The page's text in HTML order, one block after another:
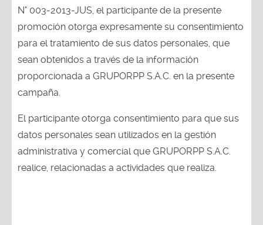
N° 003-2013-JUS, el participante de la presente
promoción otorga expresamente su consentimiento
para el tratamiento de sus datos personales, que
sean obtenidos a través de la información
proporcionada a GRUPORPP S.A.C. en la presente
campaña.
El participante otorga consentimiento para que sus
datos personales sean utilizados en la gestión
administrativa y comercial que GRUPORPP S.A.C.
realice, relacionadas a actividades que realiza.